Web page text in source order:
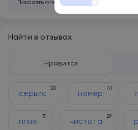
Показать отель на карте
Найти в отзывах
Нравится
сервис
50
номер
41
пляж
31
чистота
29